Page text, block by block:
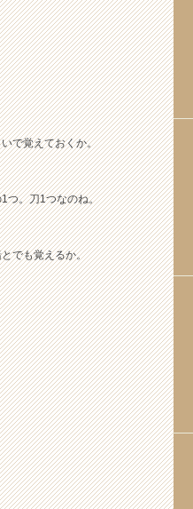
で覚えておくか。
つ。刀1つなのね。
でも覚えるか。